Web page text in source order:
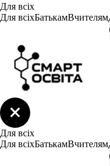
Для всіх
Для всіхБатькамВчителям
Для всіх
Для всіхБатькамВчителям